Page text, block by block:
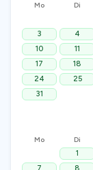
Mo Di
3
4
10
11
17
18
24
25
31
Mo Di
1